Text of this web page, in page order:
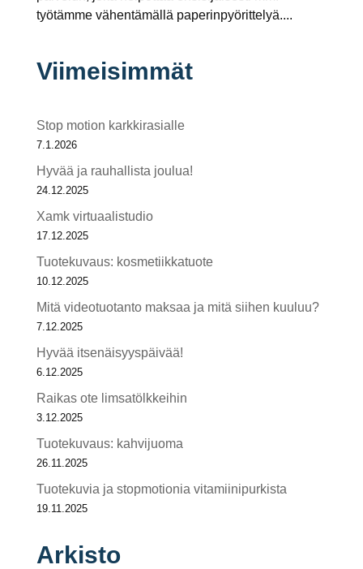
työtämme vähentämällä paperinpyörittelyä....
Viimeisimmät
Stop motion karkkirasialle
7.1.2026
Hyvää ja rauhallista joulua!
24.12.2025
Xamk virtuaalistudio
17.12.2025
Tuotekuvaus: kosmetiikkatuote
10.12.2025
Mitä videotuotanto maksaa ja mitä siihen kuuluu?
7.12.2025
Hyvää itsenäisyyspäivää!
6.12.2025
Raikas ote limsatölkkeihin
3.12.2025
Tuotekuvaus: kahvijuoma
26.11.2025
Tuotekuvia ja stopmotionia vitamiinipurkista
19.11.2025
Arkisto